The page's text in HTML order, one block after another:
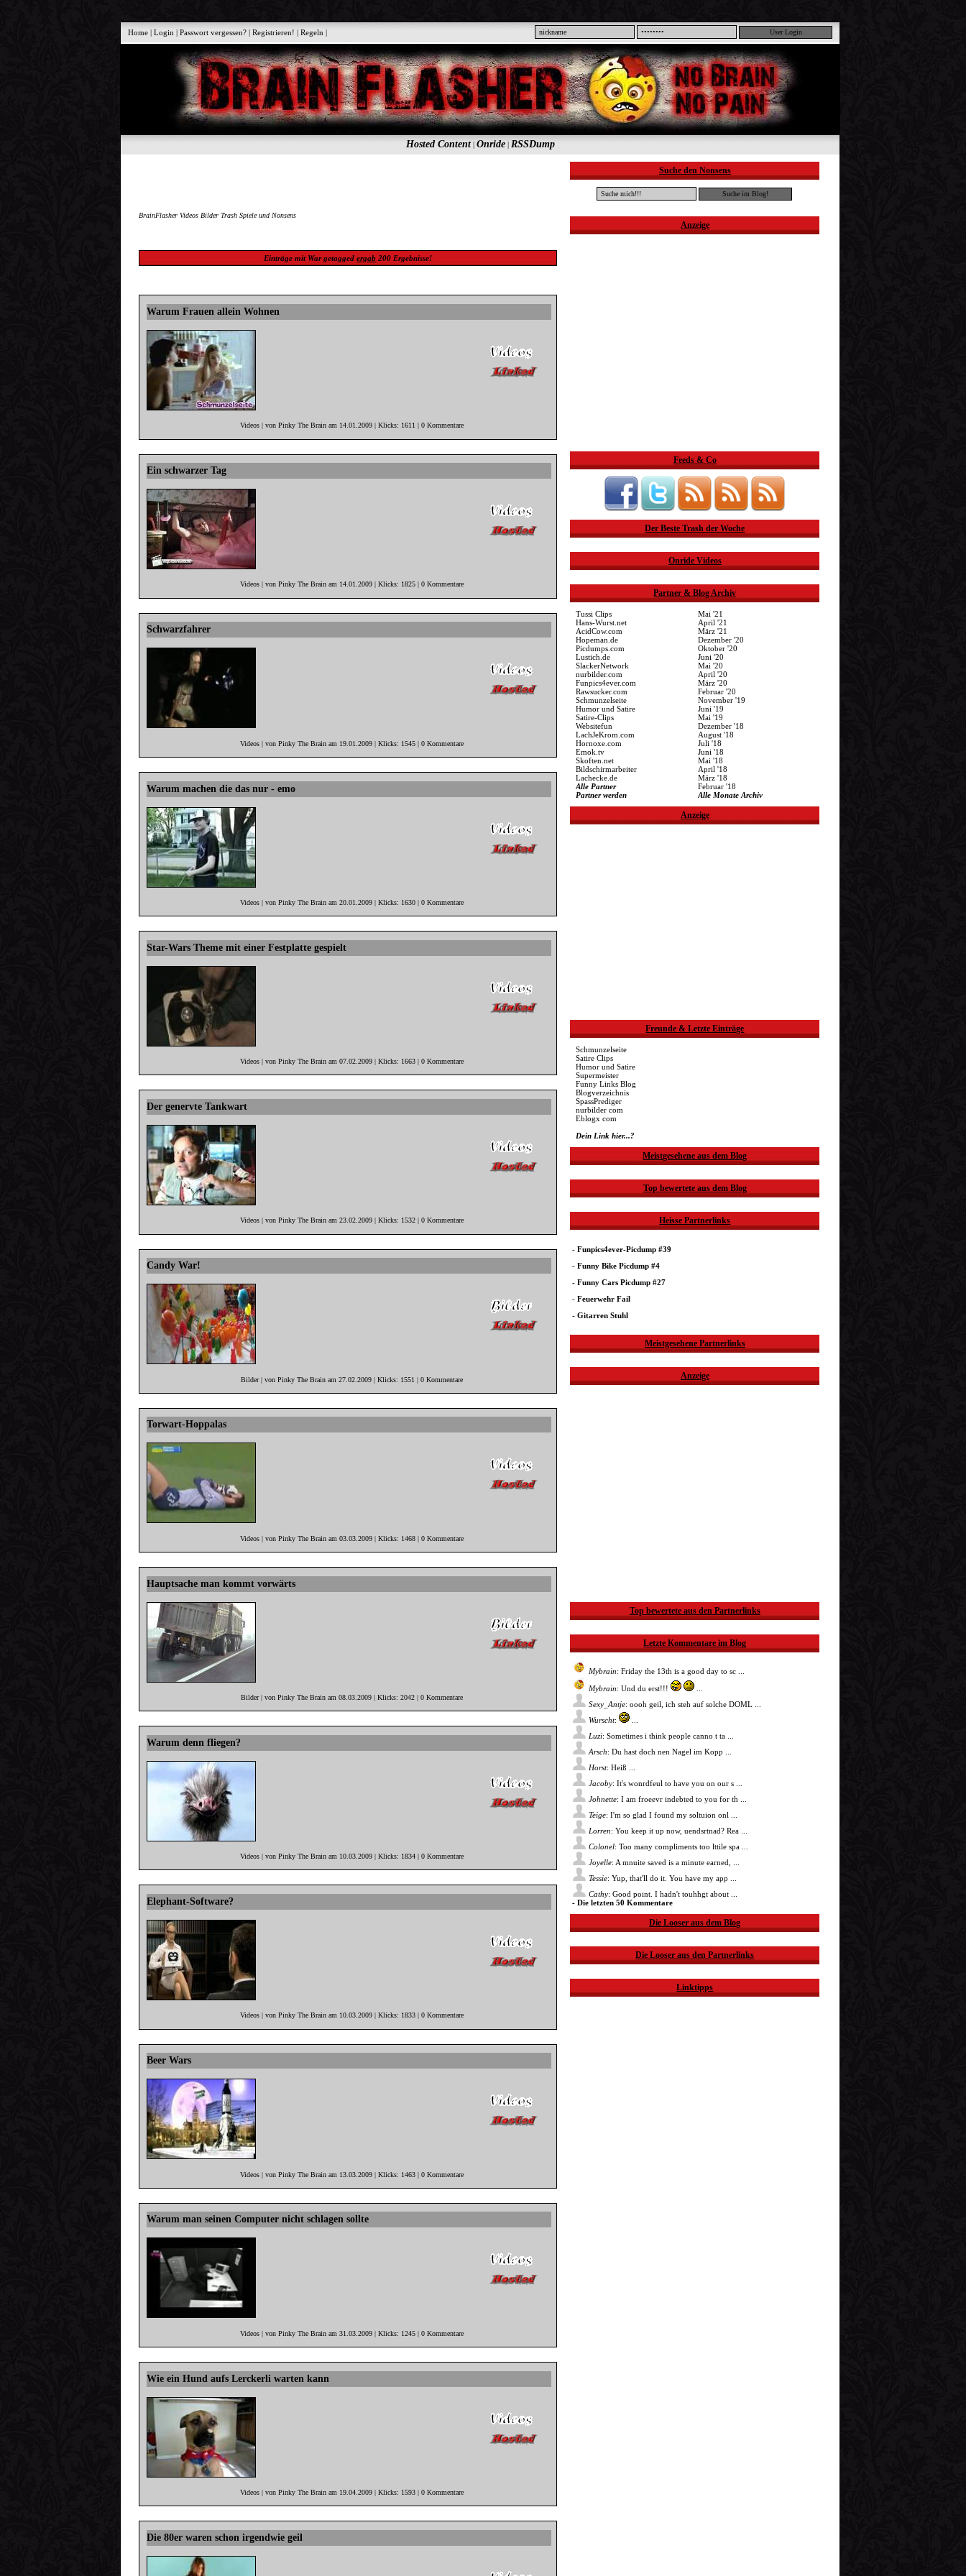
Home |Login |Passwort vergessen? |Registrieren! |Regeln |
Hosted Content| Onride| RSSDump
BrainFlasher Videos Bilder Trash Spiele und Nonsens
Einträge mit Wargetaggedergab 200 Ergebnisse!
Warum Frauen allein Wohnen
Videos | von Pinky The Brain am 14.01.2009 | Klicks: 1611 | 0 Kommentare
Ein schwarzer Tag
Videos | von Pinky The Brain am 14.01.2009 | Klicks: 1825 | 0 Kommentare
Schwarzfahrer
Videos | von Pinky The Brain am 19.01.2009 | Klicks: 1545 | 0 Kommentare
Warum machen die das nur - emo
Videos | von Pinky The Brain am 20.01.2009 | Klicks: 1630 | 0 Kommentare
Star-Wars Theme mit einer Festplatte gespielt
Videos | von Pinky The Brain am 07.02.2009 | Klicks: 1663 | 0 Kommentare
Der genervte Tankwart
Videos | von Pinky The Brain am 23.02.2009 | Klicks: 1532 | 0 Kommentare
Candy War!
Bilder | von Pinky The Brain am 27.02.2009 | Klicks: 1551 | 0 Kommentare
Torwart-Hoppalas
Videos | von Pinky The Brain am 03.03.2009 | Klicks: 1468 | 0 Kommentare
Hauptsache man kommt vorwärts
Bilder | von Pinky The Brain am 08.03.2009 | Klicks: 2042 | 0 Kommentare
Warum denn fliegen?
Videos | von Pinky The Brain am 10.03.2009 | Klicks: 1834 | 0 Kommentare
Elephant-Software?
Videos | von Pinky The Brain am 10.03.2009 | Klicks: 1833 | 0 Kommentare
Beer Wars
Videos | von Pinky The Brain am 13.03.2009 | Klicks: 1463 | 0 Kommentare
Warum man seinen Computer nicht schlagen sollte
Videos | von Pinky The Brain am 31.03.2009 | Klicks: 1245 | 0 Kommentare
Wie ein Hund aufs Lerckerli warten kann
Videos | von Pinky The Brain am 19.04.2009 | Klicks: 1593 | 0 Kommentare
Die 80er waren schon irgendwie geil
Suche den Nonsens
Anzeige
Feeds & Co
Der Beste Trash der Woche
Onride Videos
Partner & Blog Archiv
Tussi Clips
Hans-Wurst.net
AcidCow.com
Hopeman.de
Picdumps.com
Lustich.de
SlackerNetwork
nurbilder.com
Funpics4ever.com
Rawsucker.com
Schmunzelseite
Humor und Satire
Satire-Clips
Websitefun
LachJeKrom.com
Hornoxe.com
Emok.tv
Skoften.net
Bildschirmarbeiter
Lachecke.de
Alle Partner
Partner werden
Mai '21
April '21
März '21
Dezember '20
Oktober '20
Juni '20
Mai '20
April '20
März '20
Februar '20
November '19
Juni '19
Mai '19
Dezember '18
August '18
Juli '18
Juni '18
Mai '18
April '18
März '18
Februar '18
Alle Monate Archiv
Anzeige
Freunde & Letzte Einträge
Schmunzelseite
Satire Clips
Humor und Satire
Supermeister
Funny Links Blog
Blogverzeichnis
SpassPrediger
nurbilder com
Eblogx com
Dein Link hier...?
Meistgesehene aus dem Blog
Top bewertete aus dem Blog
Heisse Partnerlinks
-Funpics4ever-Picdump #39
-Funny Bike Picdump #4
-Funny Cars Picdump #27
-Feuerwehr Fail
-Gitarren Stuhl
Meistgesehene Partnerlinks
Anzeige
Top bewertete aus den Partnerlinks
Letzte Kommentare im Blog
Mybrain: Friday the 13th is a good day to sc ...
Mybrain: Und du erst!!!
Sexy_Antje: oooh geil, ich steh auf solche DOML ...
Wurscht:
Luzi: Sometimes i think people canno t ta ...
Arsch: Du hast doch nen Nagel im Kopp ...
Horst: Heiß ...
Jacoby: It's wonrdfeul to have you on our s ...
Johnette: I am froeevr indebted to you for th ...
Teige: I'm so glad I found my soltuion onl ...
Lorren: You keep it up now, uendsrtnad? Rea ...
Colonel: Too many compliments too lttile spa ...
Joyelle: A mnuite saved is a minute earned, ...
Tessie: Yup, that'll do it. You have my app ...
Cathy: Good point. I hadn't touhhgt about ...
- Die letzten 50 Kommentare
Die Looser aus dem Blog
Die Looser aus den Partnerlinks
Linktipps